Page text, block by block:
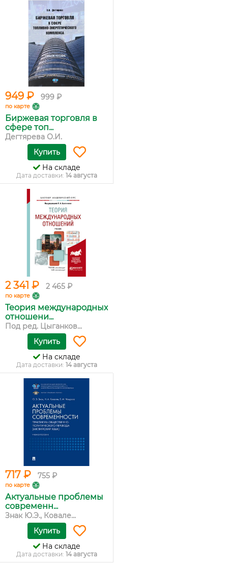
949 ₽ 999 ₽
по карте
Биржевая торговля в
сфере топ...
Дегтярева О.И.
Купить
На складе
Дата доставки: 14 августа
2 341 ₽ 2 465 ₽
по карте
Теория международных
отношени...
Под ред. Цыганков...
Купить
На складе
Дата доставки: 14 августа
717 ₽ 755 ₽
по карте
Актуальные проблемы
современн...
Знак Ю.Э., Ковале...
Купить
На складе
Дата доставки: 14 августа